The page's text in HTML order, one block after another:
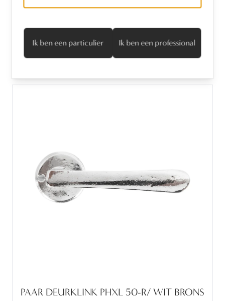
(RC)
PAAR DEURKLINK PHXL 50-R/ WIT BRONS
Ik ben een particulier Ik ben een professional